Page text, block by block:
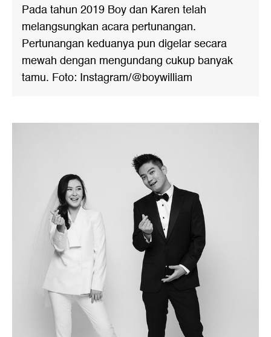
Pada tahun 2019 Boy dan Karen telah
melangsungkan acara pertunangan.
Pertunangan keduanya pun digelar secara
mewah dengan mengundang cukup banyak
tamu. Foto: Instagram/@boywilliam